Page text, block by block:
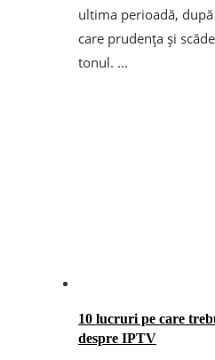
ultima perioadă,
care prudența și
tonul. ...
10 lucruri pe care
despre IPTV